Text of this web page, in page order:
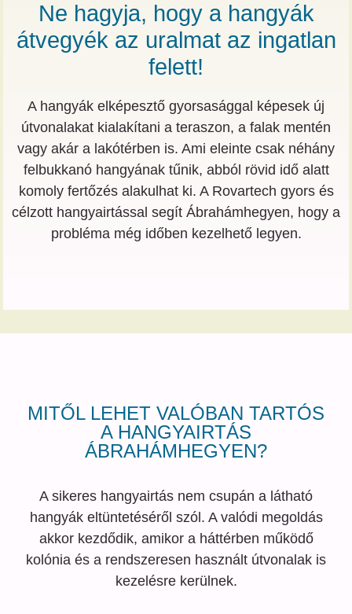
Ne hagyja, hogy a hangyák
átvegyék az uralmat az ingatlan
felett!
A hangyák elképesztő gyorsasággal képesek új
útvonalakat kialakítani a teraszon, a falak mentén
vagy akár a lakótérben is. Ami eleinte csak néhány
felbukkanó hangyának tűnik, abból rövid idő alatt
komoly fertőzés alakulhat ki. A Rovartech gyors és
célzott hangyairtással segít Ábrahámhegyen, hogy a
probléma még időben kezelhető legyen.
MITŐL LEHET VALÓBAN TARTÓS
A HANGYAIRTÁS
ÁBRAHÁMHEGYEN?
A sikeres hangyairtás nem csupán a látható
hangyák eltüntetéséről szól. A valódi megoldás
akkor kezdődik, amikor a háttérben működő
kolónia és a rendszeresen használt útvonalak is
kezelésre kerülnek.